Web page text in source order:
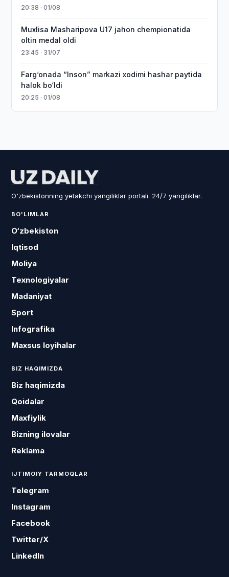
20:38 · 01/08
Muxlisa Masharipova U17 jahon chempionatida
oltin medal oldi
23:45 · 31/07
Farg‘onada “Inson” markazi xodimi hashar paytida
halok bo‘ldi
20:25 · 01/08
O'zbekistonning yetakchi yangiliklar portali. 24/7 yangiliklar.
BO'LIMLAR
O‘zbekiston
Iqtisod
Moliya
Texnologiyalar
Madaniyat
Sport
Infografika
Maxsus loyihalar
BIZ HAQIMIZDA
Biz haqimizda
Qoidalar
Maxfiylik
Bizning ilovalar
Reklama
IJTIMOIY TARMOQLAR
Telegram
Instagram
Facebook
Twitter/X
LinkedIn